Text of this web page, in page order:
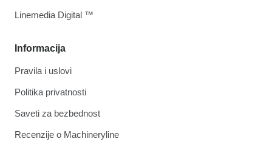
Informacija
Pravila i uslovi
Politika privatnosti
Saveti za bezbednost
Recenzije o Machineryline
Linemedia Digital ™